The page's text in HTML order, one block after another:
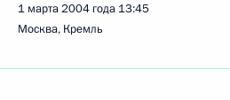
1 марта 2004 года 13:45
Москва, Кремль